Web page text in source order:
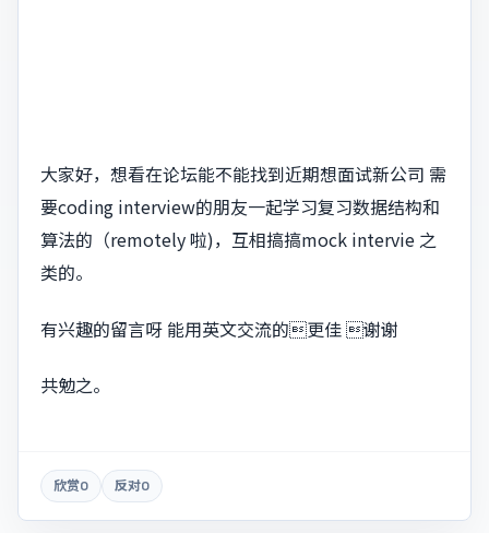
大家好，想看在论坛能不能找到近期想面试新公司 需
要coding interview的朋友一起学习复习数据结构和
算法的（remotely 啦)，互相搞搞mock intervie 之
类的。
有兴趣的留言呀 能用英文交流的更佳 谢谢
共勉之。
欣赏0 反对0